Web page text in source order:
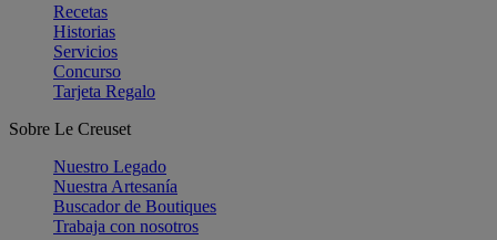
Recetas
Historias
Servicios
Concurso
Tarjeta Regalo
Sobre Le Creuset
Nuestro Legado
Nuestra Artesanía
Buscador de Boutiques
Trabaja con nosotros